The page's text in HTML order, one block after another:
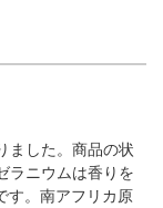
ました。商品の状
ラニウムは香りを
す。南アフリカ原